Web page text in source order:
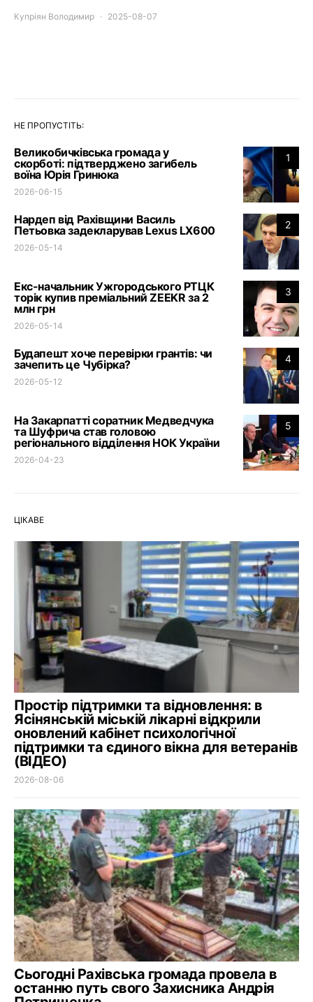
Купріян Володимир 2025-08-07
НЕ ПРОПУСТІТЬ:
1
Великобичківська громада у
скорботі: підтверджено загибель
воїна Юрія Гринюка
2026-06-15
2
Нардеп від Рахівщини Василь
Петьовка задекларував Lexus LX600
2026-05-14
3
Екс-начальник Ужгородського РТЦК
торік купив преміальний ZEEKR за 2
млн грн
2026-05-14
4
Будапешт хоче перевірки грантів: чи
зачепить це Чубірка?
2026-05-12
5
На Закарпатті соратник Медведчука
та Шуфрича став головою
регіонального відділення НОК України
2026-04-23
ЦІКАВЕ
Простір підтримки та відновлення: в
Ясінянській міській лікарні відкрили
оновлений кабінет психологічної
підтримки та єдиного вікна для ветеранів
(ВІДЕО)
2026-08-06
Сьогодні Рахівська громада провела в
останню путь свого Захисника Андрія